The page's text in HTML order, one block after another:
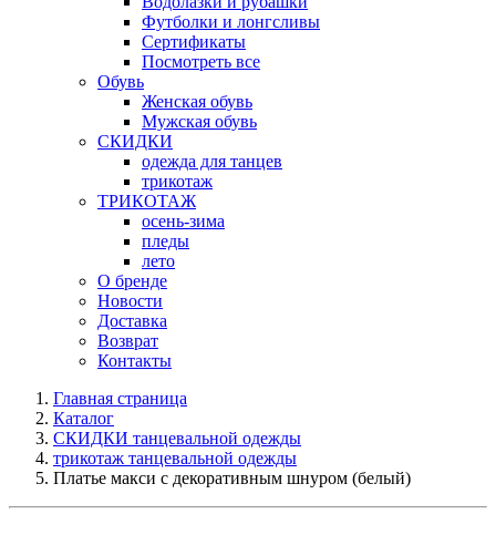
Футболки и лонгсливы
Сертификаты
Посмотреть все
Обувь
Женская обувь
Мужская обувь
СКИДКИ
одежда для танцев
трикотаж
ТРИКОТАЖ
осень-зима
пледы
лето
О бренде
Новости
Доставка
Возврат
Контакты
Главная страница
Каталог
СКИДКИ танцевальной одежды
трикотаж танцевальной одежды
Платье макси с декоративным шнуром (белый)